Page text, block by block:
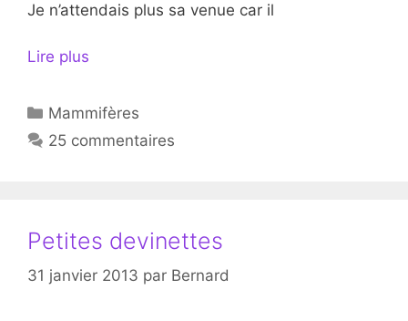
Je n’attendais plus sa venue car il
Lire plus
Catégories
Mammifères
25 commentaires
Petites devinettes
31 janvier 2013 par Bernard